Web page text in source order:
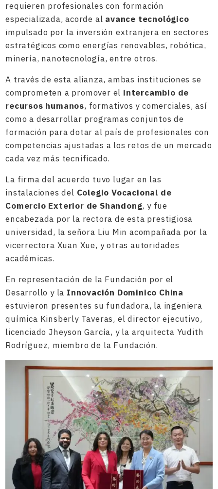
requieren profesionales con formación
especializada, acorde al avance tecnológico
impulsado por la inversión extranjera en sectores
estratégicos como energías renovables, robótica,
minería, nanotecnología, entre otros.
A través de esta alianza, ambas instituciones se
comprometen a promover el intercambio de
recursos humanos, formativos y comerciales, así
como a desarrollar programas conjuntos de
formación para dotar al país de profesionales con
competencias ajustadas a los retos de un mercado
cada vez más tecnificado.
La firma del acuerdo tuvo lugar en las
instalaciones del Colegio Vocacional de
Comercio Exterior de Shandong, y fue
encabezada por la rectora de esta prestigiosa
universidad, la señora Liu Min acompañada por la
vicerrectora Xuan Xue, y otras autoridades
académicas.
En representación de la Fundación por el
Desarrollo y la Innovación Dominico China
estuvieron presentes su fundadora, la ingeniera
química Kinsberly Taveras, el director ejecutivo,
licenciado Jheyson García, y la arquitecta Yudith
Rodríguez, miembro de la Fundación.